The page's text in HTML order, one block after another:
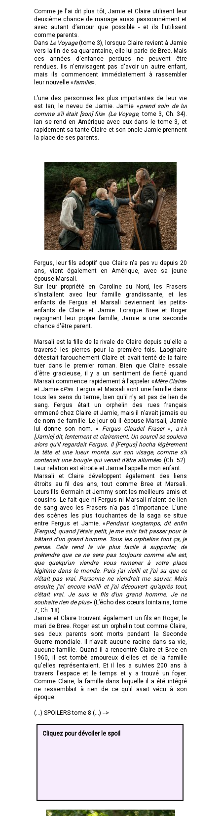
Comme je l'ai dit plus tôt, Jamie et Claire utilisent leur
deuxième chance de mariage aussi passionnément et
avec autant d’amour que possible - et ils l'utilisent
comme parents.
Dans Le Voyage(tome 3), lorsque Claire revient à Jamie
vers la fin de sa quarantaine, elle lui parle de Bree. Mais
ces années d'enfance perdues ne peuvent être
rendues. Ils n'envisagent pas d'avoir un autre enfant,
mais ils commencent immédiatement à rassembler
leur nouvelle «famille».
L’une des personnes les plus importantes de leur vie
est Ian, le neveu de Jamie. Jamie «prend soin de lui
comme s'il était [son] fils» (Le Voyage, tome 3, Ch. 34).
Ian se rend en Amérique avec eux dans le tome 3, et
rapidement sa tante Claire et son oncle Jamie prennent
la place de ses parents.
Fergus, leur fils adoptif que Claire n'a pas vu depuis 20
ans, vient également en Amérique, avec sa jeune
épouse Marsali.
Sur leur propriété en Caroline du Nord, les Frasers
s’installent avec leur famille grandissante, et les
enfants de Fergus et Marsali deviennent les petits-
enfants de Claire et Jamie. Lorsque Bree et Roger
rejoignent leur propre famille, Jamie a une seconde
chance d'être parent.
Marsali est la fille de la rivale de Claire depuis qu'elle a
traversé les pierres pour la première fois. Laoghaire
détestait farouchement Claire et avait tenté de la faire
tuer dans le premier roman. Bien que Claire essaie
d'être gracieuse, il y a un sentiment de fierté quand
Marsali commence rapidement à l'appeler «Mère Claire»
et Jamie «Pa». Fergus et Marsali sont une famille dans
tous les sens du terme, bien qu'il n'y ait pas de lien de
sang. Fergus était un orphelin des rues français
emmené chez Claire et Jamie, mais il n’avait jamais eu
de nom de famille. Le jour où il épouse Marsali, Jamie
lui donne son nom. « Fergus Claudel Fraser», a-t-il
[Jamie] dit, lentement et clairement. Un sourcil se souleva
alors qu'il regardait Fergus. Il [Fergus] hocha légèrement
la tête et une lueur monta sur son visage, comme s'il
contenait une bougie qui venait d'être allumée» (Ch. 52).
Leur relation est étroite et Jamie l'appelle mon enfant.
Marsali et Claire développent également des liens
étroits au fil des ans, tout comme Bree et Marsali.
Leurs fils Germain et Jemmy sont les meilleurs amis et
cousins. Le fait que ni Fergus ni Marsali n'aient de lien
de sang avec les Frasers n'a pas d'importance. L'une
des scènes les plus touchantes de la saga se situe
entre Fergus et Jamie. «Pendant longtemps, dit enfin
[Fergus], quand j'étais petit, je me suis fait passer pour le
bâtard d’un grand homme. Tous les orphelins font ça, je
pense. Cela rend la vie plus facile à supporter, de
prétendre que ce ne sera pas toujours comme elle est,
que quelqu'un viendra vous ramener à votre place
légitime dans le monde. Puis j'ai vieilli et j'ai su que ce
n'était pas vrai. Personne ne viendrait me sauver. Mais
ensuite, j'ai encore vieilli et j'ai découvert qu'après tout,
c'était vrai. Je suis le fils d'un grand homme. Je ne
souhaite rien de plus» (L’écho des cœurs lointains, tome
7, Ch. 18).
Jamie et Claire trouvent également un fils en Roger, le
mari de Bree. Roger est un orphelin tout comme Claire,
ses deux parents sont morts pendant la Seconde
Guerre mondiale. Il n'avait aucune racine dans sa vie,
aucune famille. Quand il a rencontré Claire et Bree en
1960, il est tombé amoureux d'elles et de la famille
qu'elles représentaient. Et il les a suivies 200 ans à
travers l'espace et le temps et y a trouvé un foyer.
Comme Claire, la famille dans laquelle il a été intégré
ne ressemblait à rien de ce qu'il avait vécu à son
époque.
(...) SPOILERS tome 8 (...) -->
Cliquez pour dévoiler le spoil